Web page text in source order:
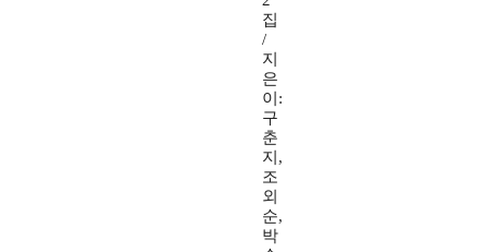
집
/
지
은
이:
구
춘
지,
조
외
순,
박